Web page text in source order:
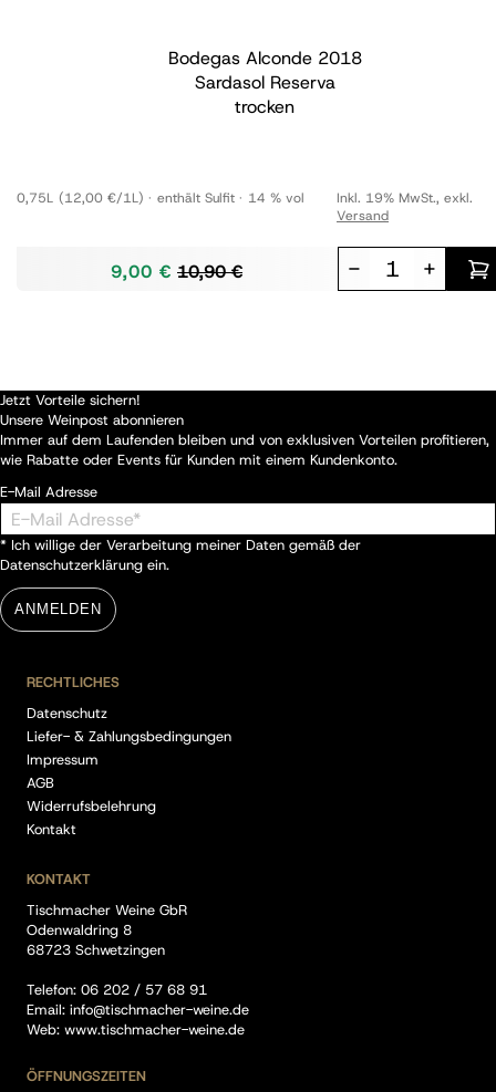
Bodegas Alconde 2018
Sardasol Reserva
trocken
0,75L (12,00 €/1L) enthält Sulfit 14 % vol
9,00 € 10,90 €
Inkl. 19% MwSt., exkl.
Versand
- +
Jetzt Vorteile sichern!
Unsere Weinpost abonnieren
Immer auf dem Laufenden bleiben und von exklusiven Vorteilen profitieren,
wie Rabatte oder Events für Kunden mit einem Kundenkonto.
E-Mail Adresse
* Ich willige der Verarbeitung meiner Daten gemäß der
Datenschutzerklärung ein.
ANMELDEN
RECHTLICHES
Datenschutz
Liefer- & Zahlungsbedingungen
Impressum
AGB
Widerrufsbelehrung
Kontakt
KONTAKT
Tischmacher Weine GbR
Odenwaldring 8
68723 Schwetzingen
Telefon: 06 202 / 57 68 91
Email: info@tischmacher-weine.de
Web: www.tischmacher-weine.de
ÖFFNUNGSZEITEN